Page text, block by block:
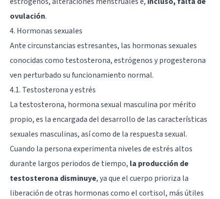
ovulación.
4. Hormonas sexuales
Ante circunstancias estresantes, las hormonas sexuales
conocidas como testosterona, estrógenos y progesterona
ven perturbado su funcionamiento normal.
4.1. Testosterona y estrés
La testosterona, hormona sexual masculina por mérito
propio, es la encargada del desarrollo de las características
sexuales masculinas, así como de la respuesta sexual.
Cuando la persona experimenta niveles de estrés altos
durante largos periodos de tiempo, la producción de
testosterona disminuye, ya que el cuerpo prioriza la
liberación de otras hormonas como el cortisol, más útiles